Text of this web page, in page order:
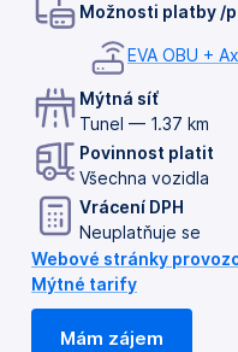
Možnosti platby /
EVA OBU +
Mýtná síť
Tunel — 1.37 km
Povinnost platit
Všechna vozidla
Vrácení DPH
Neuplatňuje se
Webové stránky
Mýtné tarify
Mám zájem